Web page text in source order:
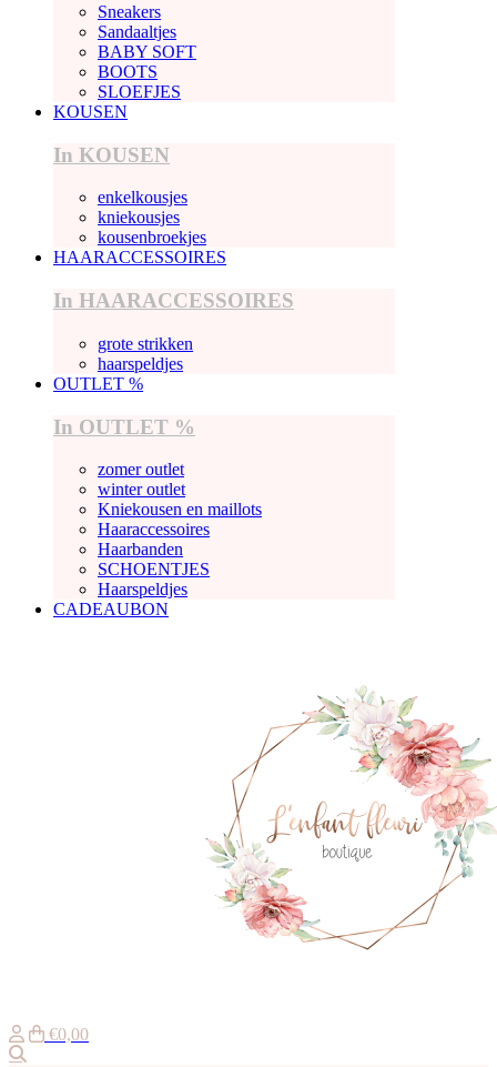
Sneakers
Sandaaltjes
BABY SOFT
BOOTS
SLOEFJES
KOUSEN
In KOUSEN
enkelkousjes
kniekousjes
kousenbroekjes
HAARACCESSOIRES
In HAARACCESSOIRES
grote strikken
haarspeldjes
OUTLET %
In OUTLET %
zomer outlet
winter outlet
Kniekousen en maillots
Haaraccessoires
Haarbanden
SCHOENTJES
Haarspeldjes
CADEAUBON
€0,00